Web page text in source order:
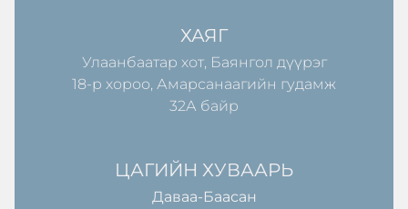
ХАЯГ
Улаанбаатар хот, Баянгол дүүрэг
18-р хороо, Амарсанаагийн гудамж
32А байр
ЦАГИЙН ХУВААРЬ
Даваа-Баасан